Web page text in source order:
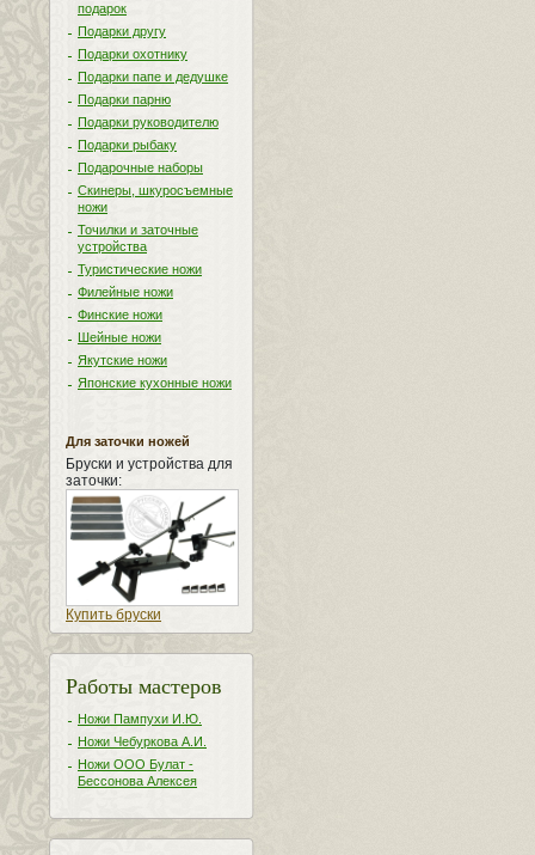
подарок
Подарки другу
Подарки охотнику
Подарки папе и дедушке
Подарки парню
Подарки руководителю
Подарки рыбаку
Подарочные наборы
Скинеры, шкуросъемные
ножи
Точилки и заточные
устройства
Туристические ножи
Филейные ножи
Финские ножи
Шейные ножи
Якутские ножи
Японские кухонные ножи
Для заточки ножей
Бруски и устройства для
заточки:
Купить бруски
Работы мастеров
Ножи Пампухи И.Ю.
Ножи Чебуркова А.И.
Ножи ООО Булат -
Бессонова Алексея